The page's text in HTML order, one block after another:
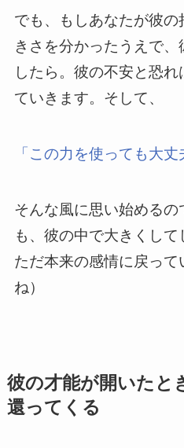
でも、もしあなたが彼
きさを分かったうえで
したら。彼の不安と恐
ていきます。そして、
「この力を使っても大丈
そんな風に思い始める
も、彼の中で大きくして
ただ本来の感情に戻っ
ね）
彼の才能が開いたと
還ってくる